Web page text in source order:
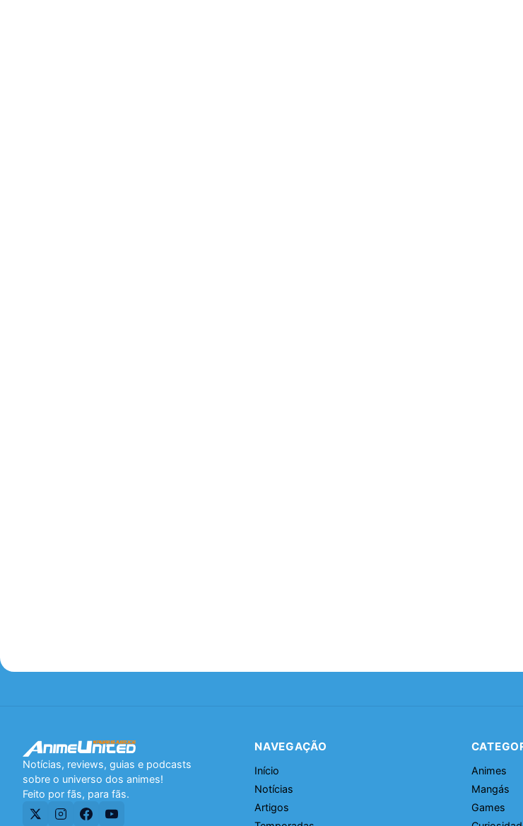
Notícias, reviews, guias e podcasts
sobre o universo dos animes!
Feito por fãs, para fãs.
NAVEGAÇÃO
Início
Notícias
Artigos
Animes
Mangás
Games